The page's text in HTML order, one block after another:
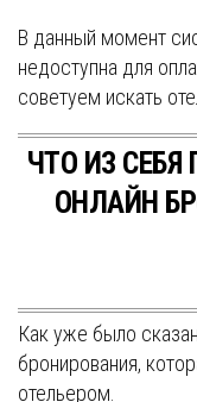
В данный момент
недоступна для
советуем искать
ЧТО ИЗ
ОНЛАЙН
Как уже было
бронирования,
отельером.